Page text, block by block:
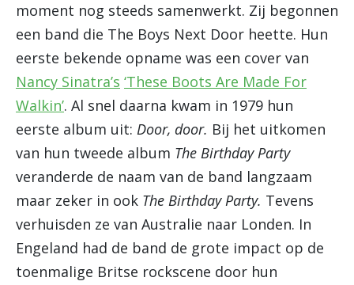
moment nog steeds samenwerkt. Zij begonnen
een band die The Boys Next Door heette. Hun
eerste bekende opname was een cover van
Nancy Sinatra’s ‘These Boots Are Made For
Walkin’. Al snel daarna kwam in 1979 hun
eerste album uit: Door, door. Bij het uitkomen
van hun tweede album The Birthday Party
veranderde de naam van de band langzaam
maar zeker in ook The Birthday Party. Tevens
verhuisden ze van Australie naar Londen. In
Engeland had de band de grote impact op de
toenmalige Britse rockscene door hun